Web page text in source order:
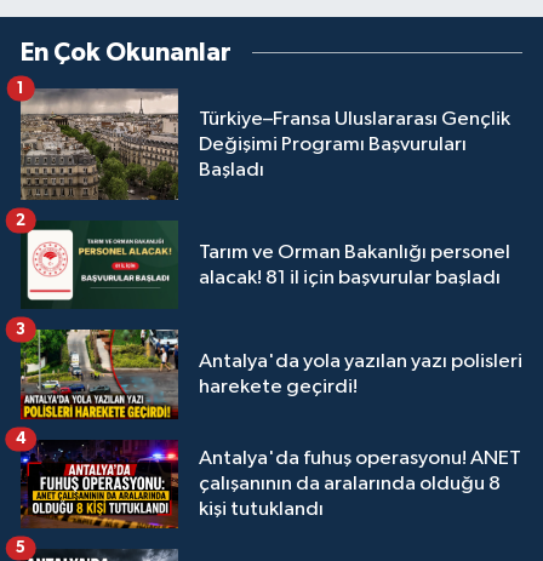
En Çok Okunanlar
Türkiye–Fransa Uluslararası Gençlik
Değişimi Programı Başvuruları
Başladı
1
Tarım ve Orman Bakanlığı personel
alacak! 81 il için başvurular başladı
2
Antalya'da yola yazılan yazı polisleri
harekete geçirdi!
3
Antalya'da fuhuş operasyonu! ANET
çalışanının da aralarında olduğu 8
kişi tutuklandı
4
5